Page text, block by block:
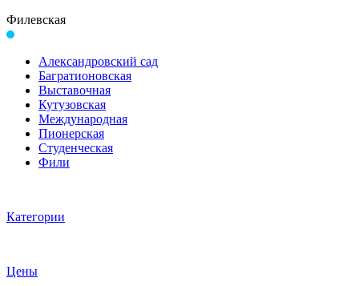
Филевская
Александровский сад
Багратионовская
Выставочная
Кутузовская
Международная
Пионерская
Студенческая
Фили
Категории
Цены